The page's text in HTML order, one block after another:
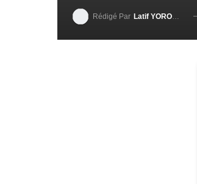
Rédigé Par Latif YOROUMA